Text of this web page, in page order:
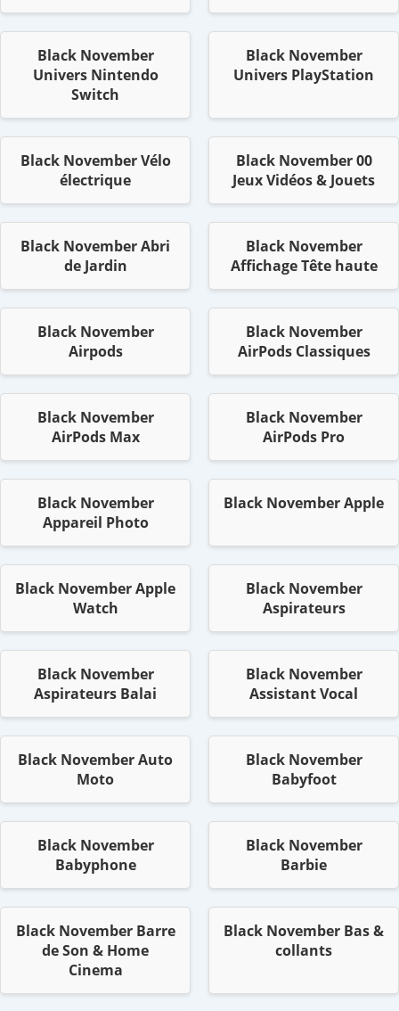
Black November
Univers Nintendo
Switch
Black November
Univers PlayStation
Black November Vélo
électrique
Black November 00
Jeux Vidéos & Jouets
Black November Abri
de Jardin
Black November
Affichage Tête haute
Black November
Airpods
Black November
AirPods Classiques
Black November
AirPods Max
Black November
AirPods Pro
Black November
Appareil Photo
Black November Apple
Black November Apple
Watch
Black November
Aspirateurs
Black November
Aspirateurs Balai
Black November
Assistant Vocal
Black November Auto
Moto
Black November
Babyfoot
Black November
Babyphone
Black November
Barbie
Black November Barre
de Son & Home
Cinema
Black November Bas &
collants